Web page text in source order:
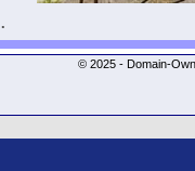
.
© 2025 - Domain-